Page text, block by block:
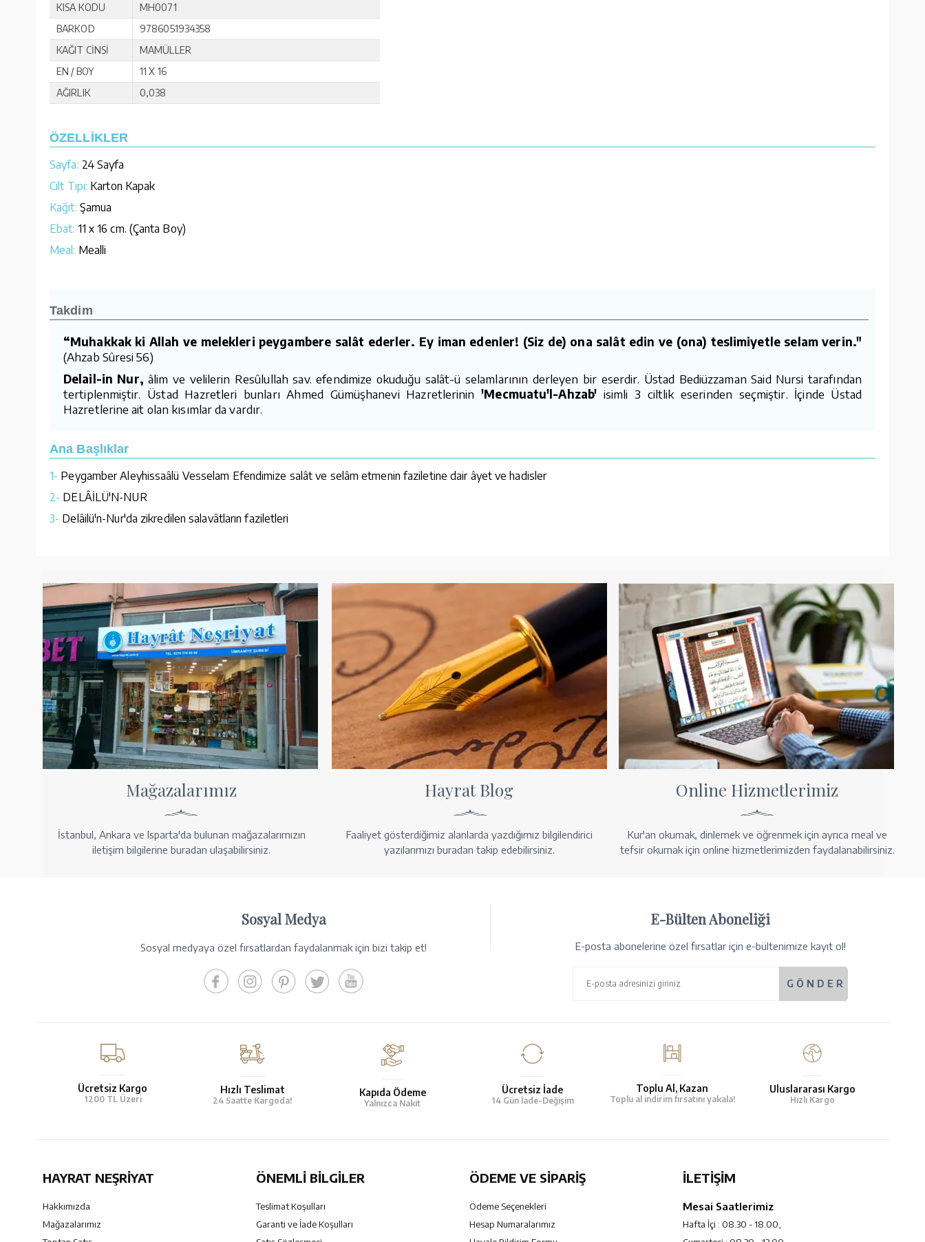
KISA KODU
MH0071
BARKOD
9786051934358
KAĞIT CİNSİ
MAMÜLLER
EN / BOY
11 X 16
AĞIRLIK
0,038
ÖZELLİKLER
Sayfa: 24 Sayfa
Cilt Tipi: Karton Kapak
Kağıt: Şamua
Ebat: 11 x 16 cm. (Çanta Boy)
Meal: Mealli
Takdim
“Muhakkak ki Allah ve melekleri peygambere salât ederler. Ey iman edenler! (Siz de) ona salât edin ve (ona) teslimiyetle selam verin."
(Ahzab Sûresi 56)
Delail-in Nur, âlim ve velilerin Resûlullah sav. efendimize okuduğu salât-ü selamlarının derleyen bir eserdir. Üstad Bediüzzaman Said Nursi tarafından
tertiplenmiştir. Üstad Hazretleri bunları Ahmed Gümüşhanevi Hazretlerinin'Mecmuatu'l-Ahzab' isimli 3 ciltlik eserinden seçmiştir. İçinde Üstad
Hazretlerine ait olan kısımlar da vardır.
Ana Başlıklar
1- Peygamber Aleyhissaâlü Vesselam Efendimize salât ve selâm etmenin faziletine dair âyet ve hadisler
2- DELÂİLÜ'N-NUR
3- Delâilü'n-Nur'da zikredilen salavâtların faziletleri
Mağazalarımız
İstanbul, Ankara ve Isparta'da bulunan mağazalarımızın
iletişim bilgilerine buradan ulaşabilirsiniz.
Hayrat Blog
Faaliyet gösterdiğimiz alanlarda yazdığımız bilgilendirici
yazılarımızı buradan takip edebilirsiniz.
Online Hizmetlerimiz
Kur'an okumak, dinlemek ve öğrenmek için ayrıca meal ve
tefsir okumak için online hizmetlerimizden faydalanabilirsiniz.
Sosyal Medya
Sosyal medyaya özel fırsatlardan faydalanmak için bizi takip et!
E-Bülten Aboneliği
E-posta abonelerine özel fırsatlar için e-bültenimize kayıt ol!
Ücretsiz Kargo
1200 TL Üzeri
Hızlı Teslimat
24 Saatte Kargoda!
Kapıda Ödeme
Yalnızca Nakit
Ücretsiz İade
14 Gün İade-Değişim
Toplu Al, Kazan
Toplu al indirim fırsatını yakala!
Uluslararası Kargo
Hızlı Kargo
HAYRAT NEŞRIYAT
Hakkımızda
Mağazalarımız
ÖNEMLI BILGILER
Teslimat Koşulları
Garanti ve İade Koşulları
ÖDEME VE SİPARİŞ
Ödeme Seçenekleri
Hesap Numaralarımız
İLETİŞİM
Mesai Saatlerimiz
Hafta İçi : 08.30 - 18.00,